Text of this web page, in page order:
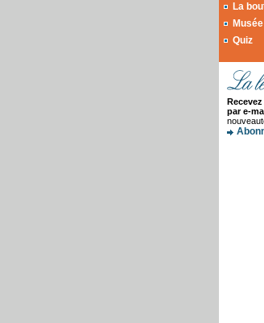
La
Quiz
par e-